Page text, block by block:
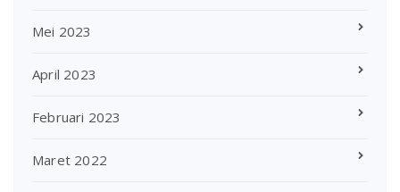
Mei 2023
April 2023
Februari 2023
Maret 2022